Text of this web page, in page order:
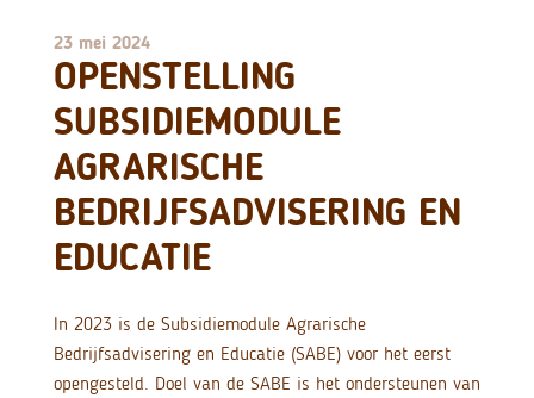
23 mei 2024
OPENSTELLING
SUBSIDIEMODULE
AGRARISCHE
BEDRIJFSADVISERING EN
EDUCATIE
In 2023 is de Subsidiemodule Agrarische
Bedrijfsadvisering en Educatie (SABE) voor het eerst
opengesteld. Doel van de SABE is het ondersteunen van